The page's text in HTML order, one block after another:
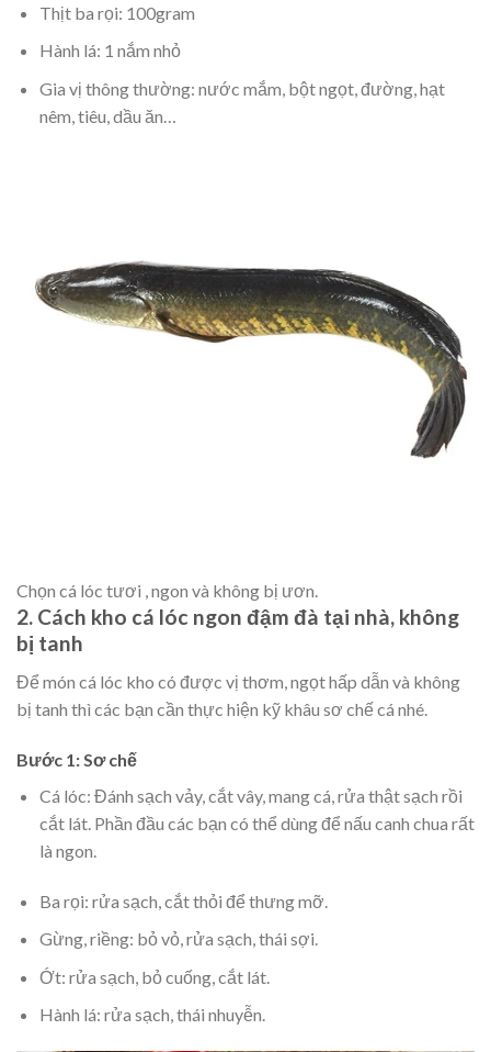
Thịt ba rọi: 100gram
Hành lá: 1 nắm nhỏ
Gia vị thông thường: nước mắm, bột ngọt, đường, hạt
nêm, tiêu, dầu ăn…
Chọn cá lóc tươi , ngon và không bị ươn.
2. Cách kho cá lóc ngon đậm đà tại nhà, không
bị tanh
Để món cá lóc kho có được vị thơm, ngọt hấp dẫn và không
bị tanh thì các bạn cần thực hiện kỹ khâu sơ chế cá nhé.
Bước 1: Sơ chế
Cá lóc: Đánh sạch vảy, cắt vây, mang cá, rửa thật sạch rồi
cắt lát. Phần đầu các bạn có thể dùng để nấu canh chua rất
là ngon.
Ba rọi: rửa sạch, cắt thỏi để thưng mỡ.
Gừng, riềng: bỏ vỏ, rửa sạch, thái sợi.
Ớt: rửa sạch, bỏ cuống, cắt lát.
Hành lá: rửa sạch, thái nhuyễn.